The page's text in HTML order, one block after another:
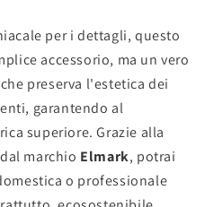
per i dettagli, questo
accessorio, ma un vero
preserva l'estetica dei
garantendo al
superiore. Grazie alla
marchio Elmark, potrai
o professionale